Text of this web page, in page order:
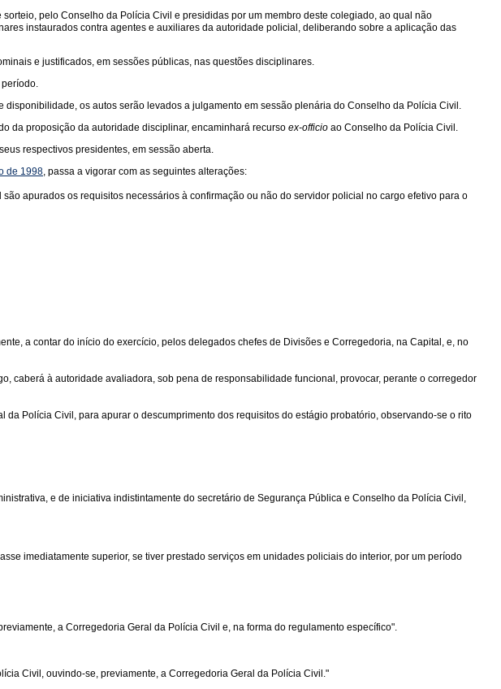
pelo Conselho da Polícia Civil e presididas por um membro deste colegiado, ao qual não
instaurados contra agentes e auxiliares da autoridade policial, deliberando sobre a aplicação das
e justificados, em sessões públicas, nas questões disciplinares.
os autos serão levados a julgamento em sessão plenária do Conselho da Polícia Civil.
da proposição da autoridade disciplinar, encaminhará recurso ex-officio ao Conselho da Polícia Civil.
respectivos presidentes, em sessão aberta.
de 1998, passa a vigorar com as seguintes alterações:
apurados os requisitos necessários à confirmação ou não do servidor policial no cargo efetivo para o
a contar do início do exercício, pelos delegados chefes de Divisões e Corregedoria, na Capital, e, no
caberá à autoridade avaliadora, sob pena de responsabilidade funcional, provocar, perante o corregedor
Polícia Civil, para apurar o descumprimento dos requisitos do estágio probatório, observando-se o rito
e de iniciativa indistintamente do secretário de Segurança Pública e Conselho da Polícia Civil,
imediatamente superior, se tiver prestado serviços em unidades policiais do interior, por um período
a Corregedoria Geral da Polícia Civil e, na forma do regulamento específico".
Civil, ouvindo-se, previamente, a Corregedoria Geral da Polícia Civil."